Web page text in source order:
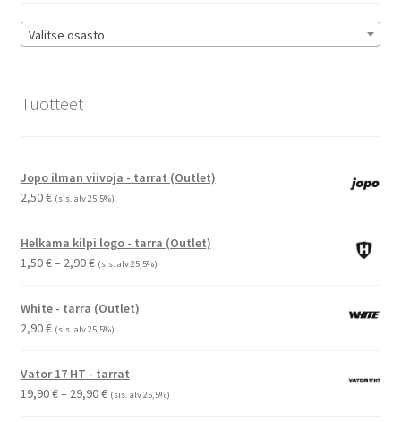
Valitse osasto
Tuotteet
Jopo ilman viivoja - tarrat (Outlet)
2,50€ (sis. alv 25,5%)
Helkama kilpi logo - tarra (Outlet)
1,50€– 2,90€Hintaluokka:
-
2,90 €
(sis. alv 25,5%)
White - tarra (Outlet)
2,90€ (sis. alv 25,5%)
Vator 17 HT - tarrat
19,90€– 29,90€Hintaluokka:
(sis. alv 25,5%)